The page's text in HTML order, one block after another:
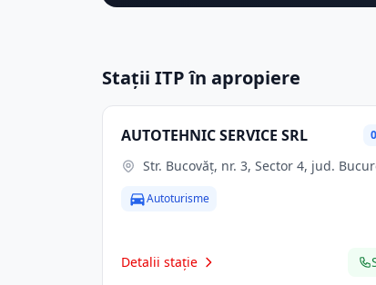
Stații ITP în apropiere
AUTOTEHNIC SERVICE SRL
Str. Bucovăţ, nr. 3, Sector 4, jud.
Autoturisme
Detalii stație